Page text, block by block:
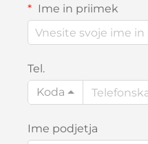
Ime in priimek
Tel.
Koda
Ime podjetja